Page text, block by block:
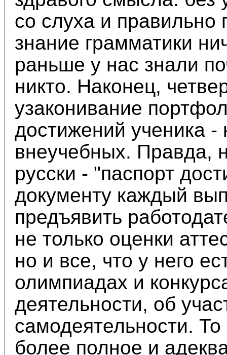
со слуха и правильно
знание грамматики
раньше у нас знали
никто. Наконец,
узаконивание
достижений ученика -
внеучебных. Правда,
русски - "паспорт
документу каждый
предъявить
не только оценки
но и все, что у него
олимпиадах и
деятельности, об
самодеятельности.
более полное и